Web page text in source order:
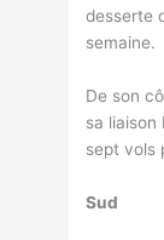
desserte
semaine.
De son
sa
sept vols
Sud